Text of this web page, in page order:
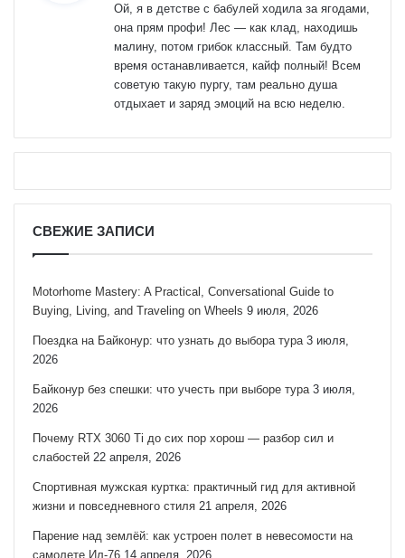
Ой, я в детстве с бабулей ходила за ягодами,
она прям профи! Лес — как клад, находишь
малину, потом грибок классный. Там будто
время останавливается, кайф полный! Всем
советую такую пургу, там реально душа
отдыхает и заряд эмоций на всю неделю.
СВЕЖИЕ ЗАПИСИ
Motorhome Mastery: A Practical, Conversational Guide to
Buying, Living, and Traveling on Wheels 9 июля, 2026
Поездка на Байконур: что узнать до выбора тура 3 июля,
2026
Байконур без спешки: что учесть при выборе тура 3 июля,
2026
Почему RTX 3060 Ti до сих пор хорош — разбор сил и
слабостей 22 апреля, 2026
Спортивная мужская куртка: практичный гид для активной
жизни и повседневного стиля 21 апреля, 2026
Парение над землёй: как устроен полет в невесомости на
самолете Ил-76 14 апреля, 2026